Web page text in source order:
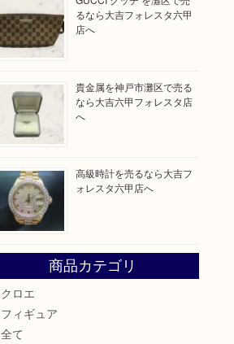
るなら大吉フォレスタ六甲
店へ
貴金属を神戸市灘区で売る
なら大吉六甲フォレスタ店
へ
高級時計を売るなら大吉フ
ォレスタ六甲店へ
商品カテゴリ
クロエ
フィギュア
全て